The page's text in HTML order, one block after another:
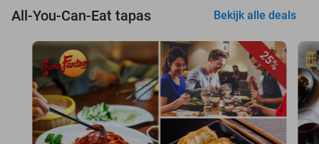
All-You-Can-Eat tapas Bekijk alle deals
25%